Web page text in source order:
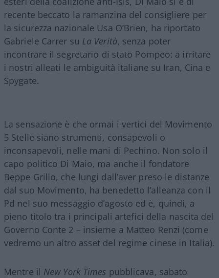
recente beccato la ramanzina del consigliere per
la sicurezza nazionale Usa O’Brien, ha riportato
Gabriele Carrer su La Verità, senza poter
incontrare il segretario di stato Pompeo: a irritare
i nostri alleati le ambiguità italiane su Iran, Cina e
Spygate.
La sensazione è che ormai i vertici del Movimento
5 Stelle siano strumenti, consapevoli o
inconsapevoli, nelle mani di Pechino. Non solo il
capo politico Di Maio, ma anche il fondatore
Beppe Grillo, che lungi dall’aver preso le distanze
dal suo Movimento, ha benedetto l’alleanza con il
Pd nel suo messaggio d’agosto ed è, quindi, a
pieno titolo tra i principali artefici della nascita del
Governo Conte 2 – insieme a Matteo Renzi (come
vedremo un altro asset del regime cinese in Italia).
Mentre il New York Times pubblicava, sabato